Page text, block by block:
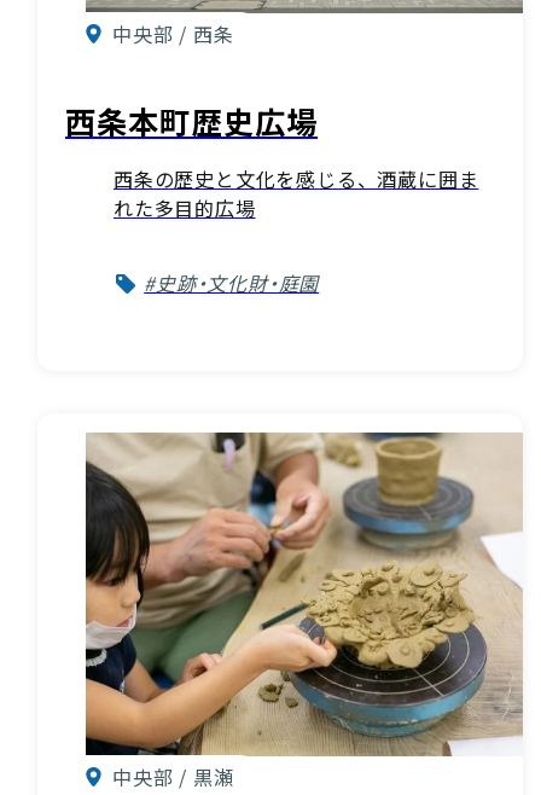
中央部 / 西条
西条本町歴史広場
西条の歴史と文化を感じる、酒蔵に囲ま
れた多目的広場
#史跡・文化財・庭園
中央部 / 黒瀬